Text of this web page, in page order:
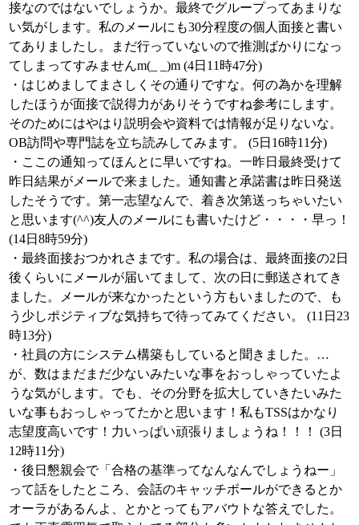
接なのではないでしょうか。最終でグループってあまりな
い気がします。私のメールにも30分程度の個人面接と書い
てありましたし。まだ行っていないので推測ばかりになっ
てしまってすみませんm(_ _)m (4日11時47分)
・はじめましてまさしくその通りですな。何の為かを理解
したほうが面接で説得力がありそうですね参考にします。
そのためにはやはり説明会や資料では情報が足りないな。
OB訪問や専門誌を立ち読みしてみます。 (5日16時11分)
・ここの通知ってほんとに早いですね。一昨日最終受けて
昨日結果がメールで来ました。通知書と承諾書は昨日発送
したそうです。第一志望なんで、着き次第送っちゃいたい
と思います(^^)友人のメールにも書いたけど・・・・早っ！
(14日8時59分)
・最終面接おつかれさまです。私の場合は、最終面接の2日
後くらいにメールが届いてまして、次の日に郵送されてき
ました。メールが来なかったという方もいましたので、も
う少しポジティブな気持ちで待ってみてください。 (11日23
時13分)
・社員の方にシステム構築もしていると聞きました。…
が、数はまだまだ少ないみたいな事をおっしゃっていたよ
うな気がします。でも、その分野を拡大していきたいみた
いな事もおっしゃってたかと思います！私もTSSはかなり
志望度高いです！力いっぱい頑張りましょうね！！！ (3日
12時11分)
・後日懇親会で「合格の基準ってなんなんでしょうねー」
って話をしたところ、会話のキャッチボールができるとか
オーラがあるんよ、とかとってもアバウトな答えでした。